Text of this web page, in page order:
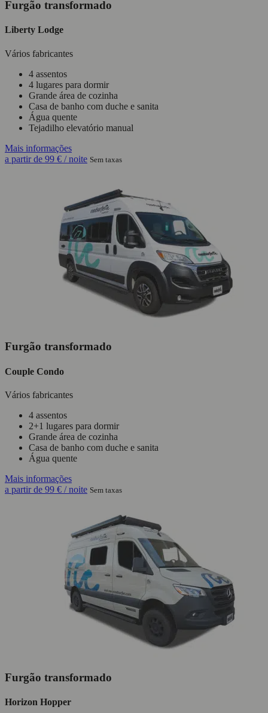
Furgão transformado
Liberty Lodge
Vários fabricantes
4 assentos
4 lugares para dormir
Grande área de cozinha
Casa de banho com duche e sanita
Água quente
Tejadilho elevatório manual
Mais informações
a partir de 99 € / noite Sem taxas
Furgão transformado
Couple Condo
Vários fabricantes
4 assentos
2+1 lugares para dormir
Grande área de cozinha
Casa de banho com duche e sanita
Água quente
Mais informações
a partir de 99 € / noite Sem taxas
Furgão transformado
Horizon Hopper